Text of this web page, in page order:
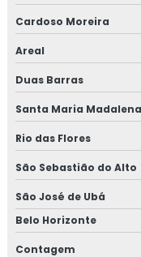
Isolamento térmico
Isolamento térmico
Isolamento térmico
Isolamento térmico
Isolamento térmico
Isolamento térmico frio
Isolamento térmico
Cardoso Moreira
Areal
Duas Barras
Santa Maria Madalena
Rio das Flores
São Sebastião do Alto
São José de Ubá
Belo Horizonte
Contagem